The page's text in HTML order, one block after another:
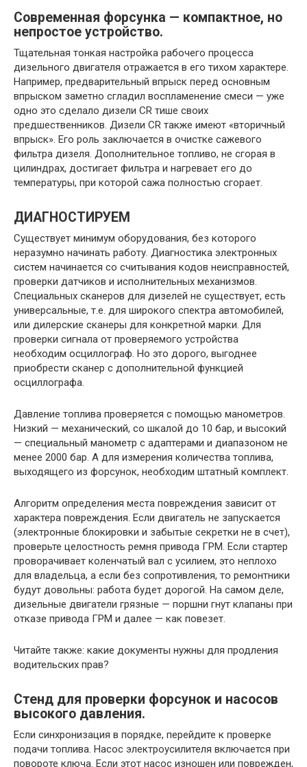
Современная форсунка — компактное, но
непростое устройство.
Тщательная тонкая настройка рабочего процесса
дизельного двигателя отражается в его тихом характере.
Например, предварительный впрыск перед основным
впрыском заметно сгладил воспламенение смеси — уже
одно это сделало дизели CR тише своих
предшественников. Дизели CR также имеют «вторичный
впрыск». Его роль заключается в очистке сажевого
фильтра дизеля. Дополнительное топливо, не сгорая в
цилиндрах, достигает фильтра и нагревает его до
температуры, при которой сажа полностью сгорает.
ДИАГНОСТИРУЕМ
Существует минимум оборудования, без которого
неразумно начинать работу. Диагностика электронных
систем начинается со считывания кодов неисправностей,
проверки датчиков и исполнительных механизмов.
Специальных сканеров для дизелей не существует, есть
универсальные, т.е. для широкого спектра автомобилей,
или дилерские сканеры для конкретной марки. Для
проверки сигнала от проверяемого устройства
необходим осциллограф. Но это дорого, выгоднее
приобрести сканер с дополнительной функцией
осциллографа.
Давление топлива проверяется с помощью манометров.
Низкий — механический, со шкалой до 10 бар, и высокий
— специальный манометр с адаптерами и диапазоном не
менее 2000 бар. А для измерения количества топлива,
выходящего из форсунок, необходим штатный комплект.
Алгоритм определения места повреждения зависит от
характера повреждения. Если двигатель не запускается
(электронные блокировки и забытые секретки не в счет),
проверьте целостность ремня привода ГРМ. Если стартер
проворачивает коленчатый вал с усилием, это неплохо
для владельца, а если без сопротивления, то ремонтники
будут довольны: работа будет дорогой. На самом деле,
дизельные двигатели грязные — поршни гнут клапаны при
отказе привода ГРМ и далее — как повезет.
Читайте также: какие документы нужны для продления
водительских прав?
Стенд для проверки форсунок и насосов
высокого давления.
Если синхронизация в порядке, перейдите к проверке
подачи топлива. Насос электроусилителя включается при
повороте ключа. Если этот насос изношен или поврежден,